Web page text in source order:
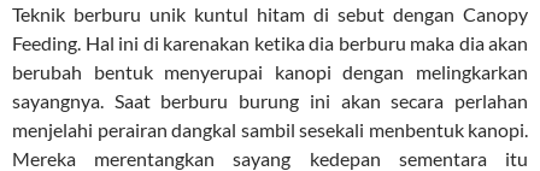
Teknik berburu unik kuntul hitam di sebut dengan Canopy
Feeding. Hal ini di karenakan ketika dia berburu maka dia akan
berubah bentuk menyerupai kanopi dengan melingkarkan
sayangnya. Saat berburu burung ini akan secara perlahan
menjelahi perairan dangkal sambil sesekali menbentuk kanopi.
Mereka merentangkan sayang kedepan sementara itu